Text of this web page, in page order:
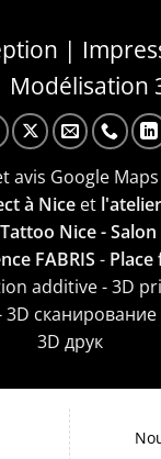
|
Modélisation
avis Google
à Nice et
Nice -
FABRIS -
additive - 3D
3D
3D друк